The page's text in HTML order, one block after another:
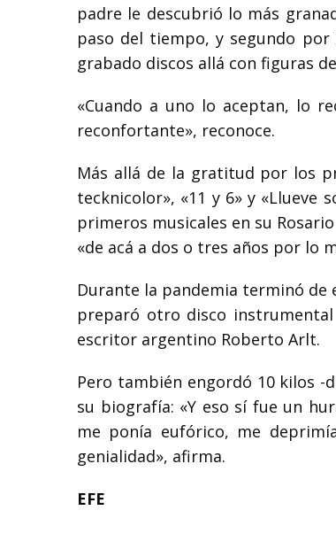
padre le descubrió lo más
paso del tiempo, y segundo
grabado discos allá con figuras
«Cuando a uno lo aceptan, lo
reconfortante», reconoce.
Más allá de la gratitud por los
tecknicolor», «11 y 6» y «Llueve
primeros musicales en su
«de acá a dos o tres años por lo
Durante la pandemia terminó
preparó otro disco
escritor argentino Roberto Arlt.
Pero también engordó 10 kilos -
su biografía: «Y eso sí fue un
me ponía eufórico, me
genialidad», afirma.
EFE